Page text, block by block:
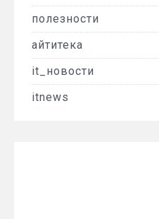
полезности
айтитека
it_новости
itnews